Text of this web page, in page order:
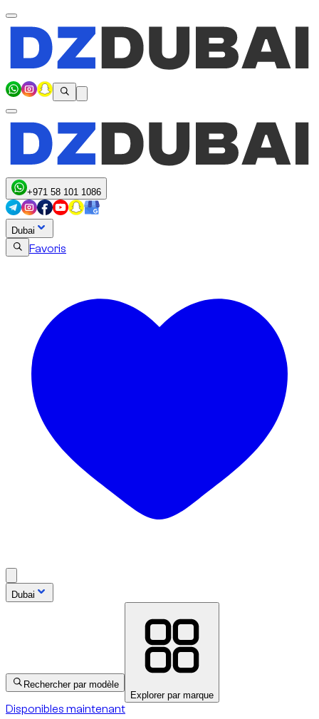
+971 58 101 1086
Dubai
Favoris
Dubai
Rechercher par modèle
Explorer par marque
Disponibles maintenant